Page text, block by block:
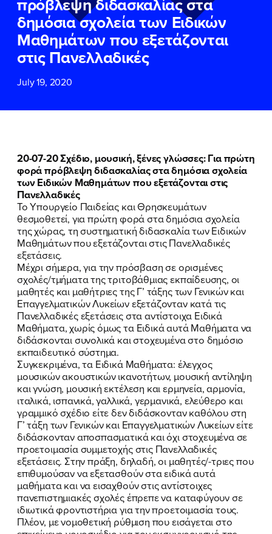
δημόσια σχολεία των Ειδικών
Μαθημάτων που εξετάζονται
στις Πανελλαδικές
July 19, 2020
20-07-20 Σχέδιο, μουσική, ξένες γλώσσες: Για πρώτη
φορά πρόβλεψη διδασκαλίας στα δημόσια σχολεία
των Ειδικών Μαθημάτων που εξετάζονται στις
Πανελλαδικές
Το Υπουργείο Παιδείας και Θρησκευμάτων
θεσμοθετεί, για πρώτη φορά στα δημόσια σχολεία
της χώρας, τη συστηματική διδασκαλία των Ειδικών
Μαθημάτων που εξετάζονται στις Πανελλαδικές
εξετάσεις.
Μέχρι σήμερα, για την πρόσβαση σε ορισμένες
σχολές/τμήματα της τριτοβάθμιας εκπαίδευσης, οι
μαθητές και μαθήτριες της Γ’ τάξης των Γενικών και
Επαγγελματικών Λυκείων εξετάζονταν κατά τις
Πανελλαδικές εξετάσεις στα αντίστοιχα Ειδικά
Μαθήματα, χωρίς όμως τα Ειδικά αυτά Μαθήματα να
διδάσκονται συνολικά και στοχευμένα στο δημόσιο
εκπαιδευτικό σύστημα.
Συγκεκριμένα, τα Ειδικά Μαθήματα: έλεγχος
μουσικών ακουστικών ικανοτήτων, μουσική αντίληψη
και γνώση, μουσική εκτέλεση και ερμηνεία, αρμονία,
ιταλικά, ισπανικά, γαλλικά, γερμανικά, ελεύθερο και
γραμμικό σχέδιο είτε δεν διδάσκονταν καθόλου στη
Γ’ τάξη των Γενικών και Επαγγελματικών Λυκείων είτε
διδάσκονταν αποσπασματικά και όχι στοχευμένα σε
προετοιμασία συμμετοχής στις Πανελλαδικές
εξετάσεις. Στην πράξη, δηλαδή, οι μαθητές/-τριες που
επιθυμούσαν να εξετασθούν στα ειδικά αυτά
μαθήματα και να εισαχθούν στις αντίστοιχες
πανεπιστημιακές σχολές έπρεπε να καταφύγουν σε
ιδιωτικά φροντιστήρια για την προετοιμασία τους.
Πλέον, με νομοθετική ρύθμιση που εισάγεται στο
ΕΠΙΘΕΤΟ*
ΤΗΛΕΦΩΝΟ*
Δεδομένων
και τους τουςΌρους
Χρήσηςτου δικτυακού τόπου του
Πολιτικού Γραφείου της Βουλευτού
Νίκης Κεραμέως
ΥΠΟΒΟΛΗ
ΕΠΙΘΕΤΟ*
ΤΗΛΕΦΩΝΟ
Δεδομένων
και τους τουςΌρους
Χρήσηςτου δικτυακού τόπου του
Πολιτικού Γραφείου της Βουλευτού
Νίκης Κεραμέως
ΥΠΟΒΟΛΗ